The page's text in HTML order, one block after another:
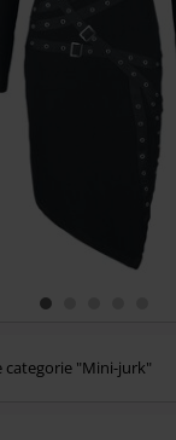
categorie "Mini-jurk"